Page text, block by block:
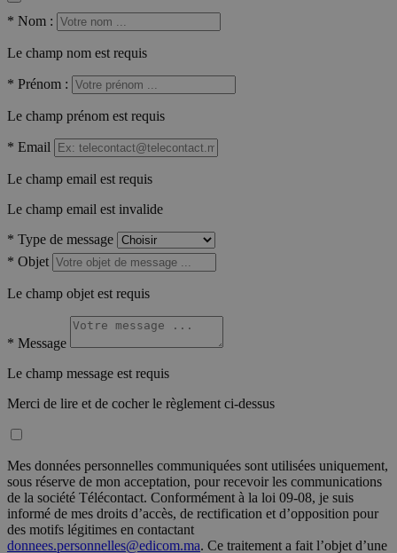
* Nom :
Le champ nom est requis
* Prénom :
Le champ prénom est requis
* Email
Le champ email est requis
Le champ email est invalide
* Type de message
* Objet
Le champ objet est requis
* Message
Le champ message est requis
Merci de lire et de cocher le règlement ci-dessus
Mes données personnelles communiquées sont utilisées uniquement,
sous réserve de mon acceptation, pour recevoir les communications
de la société Télécontact. Conformément à la loi 09-08, je suis
informé de mes droits d’accès, de rectification et d’opposition pour
des motifs légitimes en contactant
donnees.personnelles@edicom.ma. Ce traitement a fait l’objet d’une